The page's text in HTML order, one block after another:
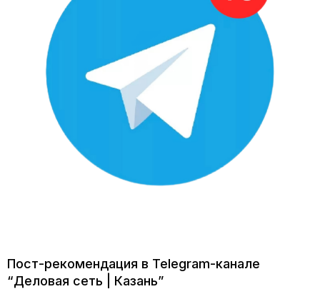
Пост-рекомендация в Telegram-канале
“Деловая сеть | Казань”